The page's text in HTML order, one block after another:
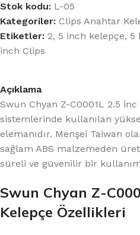
Stok kodu: L-05
Kategoriler: Clips Anahtar
Etiketler: 2, 5 inch kelepçe, 5
inch Clips
Açıklama
Swun Chyan Z-C0001L 2.5
sistemlerinde kullanılan
elemanıdır. Menşei Taiwan
sağlam ABS malzemeden
süreli ve güvenilir bir
Swun Chyan Z-
Kelepçe Özellikleri